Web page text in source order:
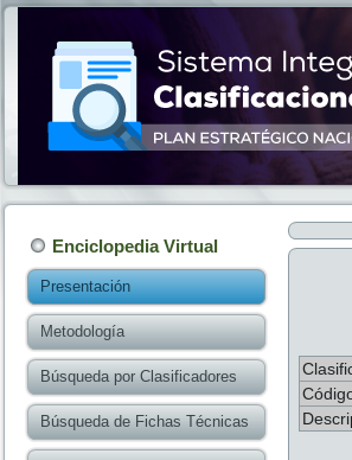
Enciclopedia Virtual
Presentación
Metodología
Búsqueda por Clasificadores
Búsqueda de Fichas Técnicas